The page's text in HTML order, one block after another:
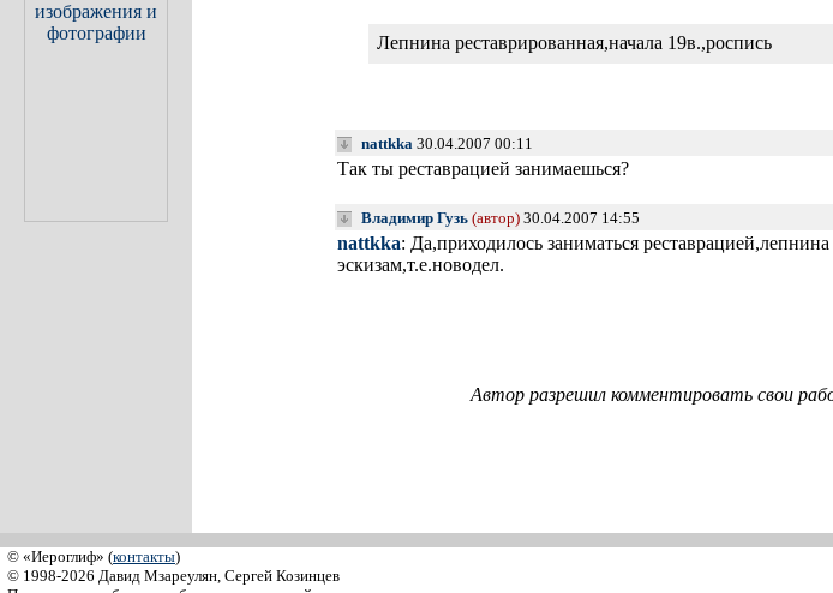
Лепнина реставрированная,начала 19в.,роспись
nattkka30.04.2007 00:11
Так ты реставрацией занимаешься?
Владимир Гузь (автор)30.04.2007 14:55
nattkka: Да,приходилось заниматься
эскизам,т.е.новодел.
Автор разрешил комментировать свои
© «Иероглиф» (контакты)
© 1998-2026 Давид Мзареулян, Сергей Козинцев